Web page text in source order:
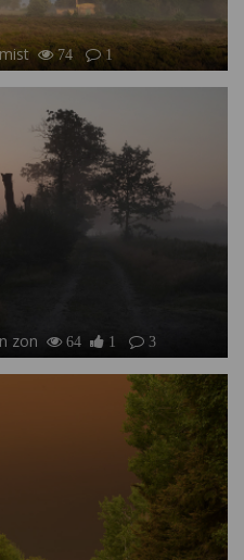
mist 74 1
zon 64 1 3